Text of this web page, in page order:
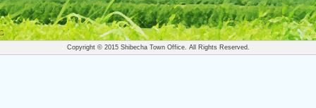
Copyright © 2015 Shibecha Town Office. All Rights Reserved.